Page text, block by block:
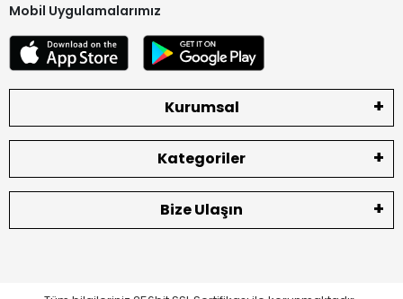
Mobil Uygulamalarımız
Kurumsal
Kategoriler
Bize Ulaşın